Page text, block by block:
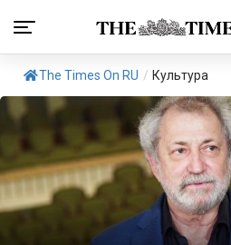
The Times On RU / Культура